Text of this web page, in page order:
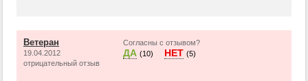
Ветеран
19.04.2012
отрицательный отзыв
Согласны с отзывом?
ДА (10) НЕТ (5)